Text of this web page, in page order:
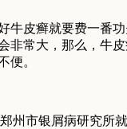
皮癣就要费一番
常大，那么，牛
便。
市银屑病研究所